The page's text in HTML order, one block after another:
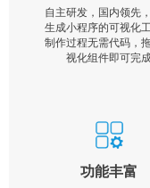
自主研发，国内领先
生成小程序的可视化
制作过程无需代码，
视化组件即可完
功能丰富